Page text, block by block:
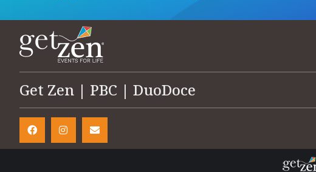
Get Zen | PBC | DuoDoce